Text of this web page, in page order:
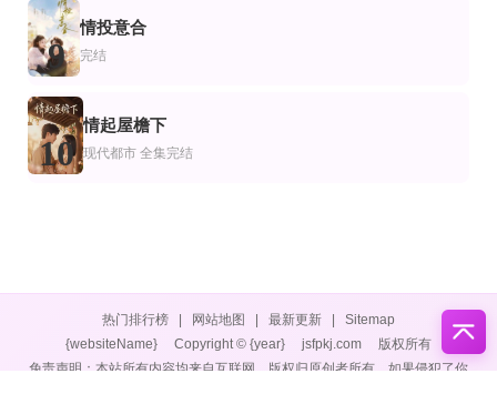
9
情投意合
完结
10
情起屋檐下
现代都市 全集完结
热门排行榜 网站地图 最新更新
Sitemap
{websiteName}
Copyright © {year} jsfpkj.com
版权所有
免责声明：本站所有内容均来自互联网，版权归原创者所有，如果侵犯了你